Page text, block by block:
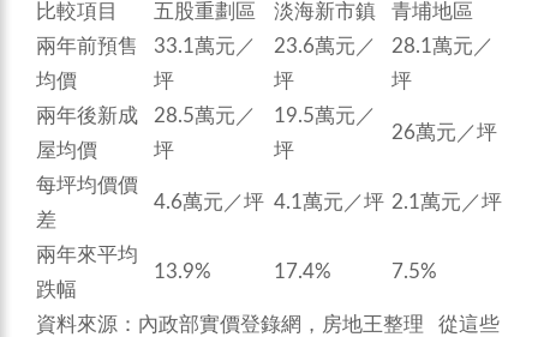
比較項目
五股重劃區 淡海新市鎮
青埔地區
兩年前預售
均價
33.1萬元／
坪
23.6萬元／
坪
28.1萬元／
坪
兩年後新成
屋均價
28.5萬元／
坪
19.5萬元／
坪
26萬元／坪
每坪均價價
差
4.6萬元／坪 4.1萬元／坪 2.1萬元／坪
兩年來平均
跌幅
13.9% 17.4% 7.5%
資料來源：內政部實價登錄網，房地王整理 從這些